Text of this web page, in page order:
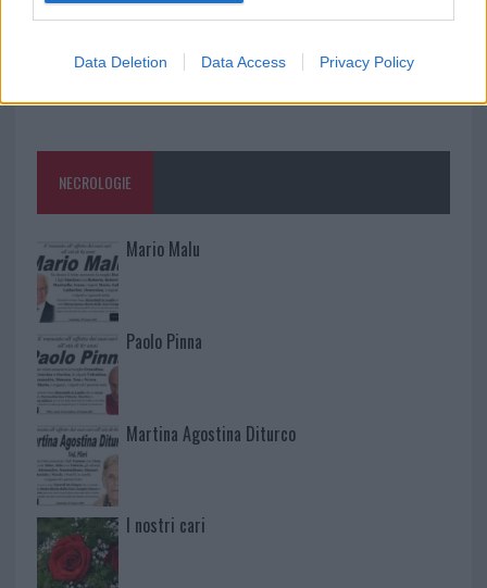
Data Deletion Data Access Privacy Policy
NECROLOGIE
Mario Malu
Paolo Pinna
Martina Agostina Diturco
I nostri cari